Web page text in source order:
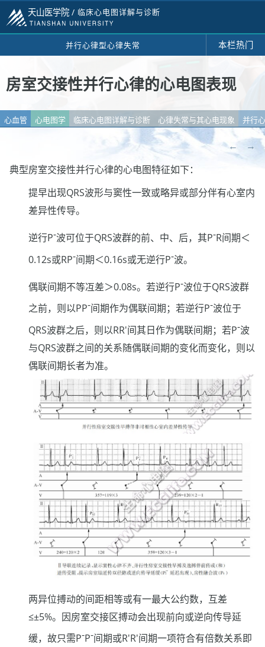
天山医学院 / 临床心电图详解与诊断
并行心律型心律失常 本栏热门
房室交接性并行心律的心电图表现
心血管 心电图学 临床心电图详解与诊断 心律失常与其心电现象 并行
←
→
典型房室交接性并行心律的心电图特征如下：
提早出现QRS波形与窦性一致或略异或部分伴有心室内
差异性传导。
逆行P-波可位于QRS波群的前、中、后，其P-R间期＜
0.12s或RP-间期＜0.16s或无逆行P-波。
偶联间期不等冱差＞0.08s。若逆行P-波位于QRS波群
之前，则以PP-间期作为偶联间期；若逆行P-波位于
QRS波群之后，则以RR'间其日作为偶联间期；若P-波
与QRS波群之间的关系随偶联间期的变化而变化，则以
偶联间期长者为准。
两异位搏动的间距相等或有一最大公约数，互差
≤±5%。因房室交接区搏动会出现前向或逆向传导延
缓，故只需P-P-间期或R'R'间期一项符合有倍数关系即